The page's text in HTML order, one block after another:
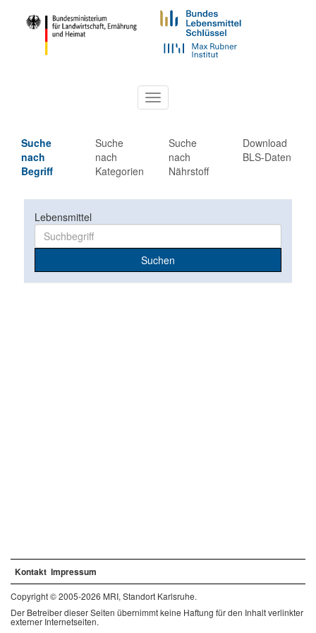
Toggle
navigation
Suche
nach
Begriff
Suche
nach
Kategorien
Suche
nach
Nährstoff
Download
BLS-Daten
Lebensmittel
Suchen
Kontakt Impressum
Copyright © 2005-2026 MRI, Standort Karlsruhe.
Der Betreiber dieser Seiten übernimmt keine Haftung für den Inhalt verlinkter
externer Internetseiten.